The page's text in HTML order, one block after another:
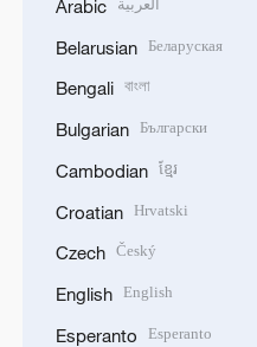
Arabic
Belarusian Беларуская
Bengali বাংলা
Bulgarian Български
Cambodian ខ្មែរ
Croatian Hrvatski
Czech Český
English English
Esperanto Esperanto